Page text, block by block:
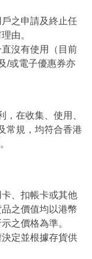
之申請及終止任
由。
沒有使用（目前
/或電子優惠券亦
在收集、使用、
常規，均符合香港
、扣帳卡或其他
之價值均以港幣
之價格為準。
定並根據存貨供